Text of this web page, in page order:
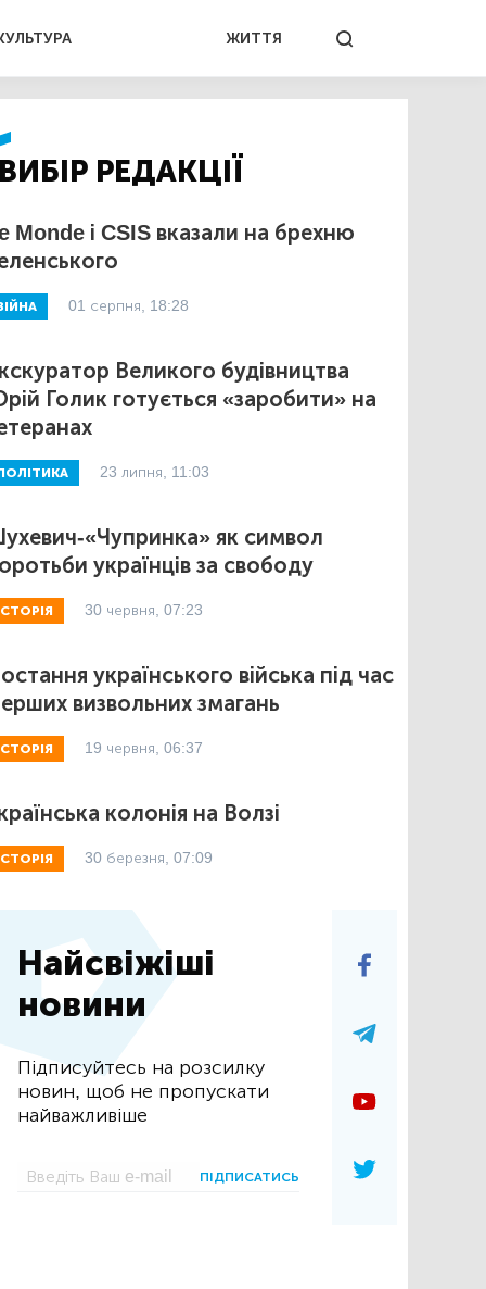
ЖИТТЯ
ВИБІР РЕДАКЦІЇ
Monde і CSIS вказали на брехню
01 серпня, 18:28
Великого будівництва
Голик готується «заробити» на
23 липня, 11:03
«Чупринка» як символ
українців за свободу
30 червня, 07:23
українського війська під час
визвольних змагань
19 червня, 06:37
колонія на Волзі
30 березня, 07:09
Найсвіжіші
новини
Підписуйтесь на розсилку
новин, щоб не пропускати
найважливіше
ПІДПИСАТИСЬ